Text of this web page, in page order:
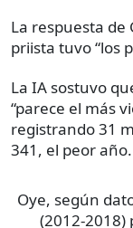
La respuesta
priista tuvo “los
La IA sostuvo
“parece el más
registrando 31
341, el peor año.
Oye, según
(2012-2018)